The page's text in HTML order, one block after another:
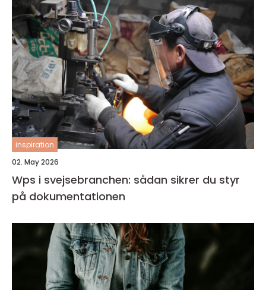
inspiration
02. May 2026
Wps i svejsebranchen: sådan sikrer du styr
på dokumentationen